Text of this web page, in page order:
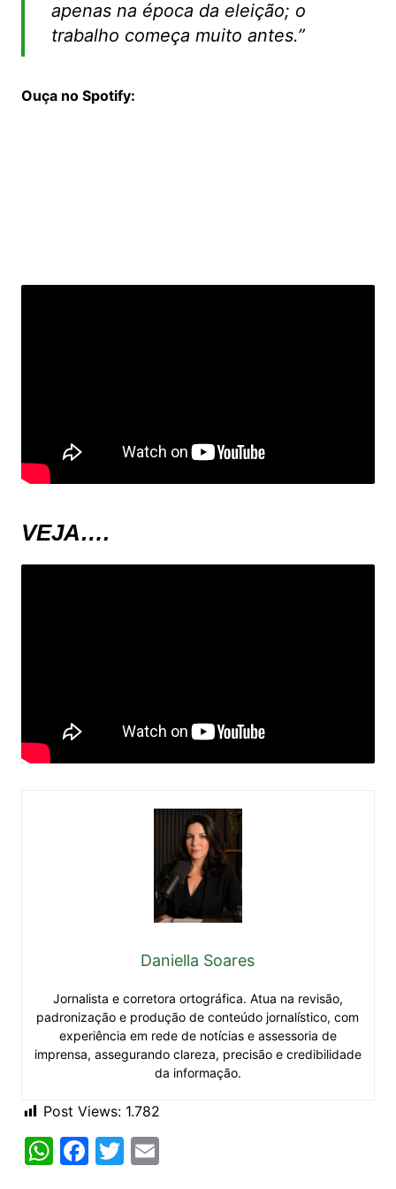
apenas na época da eleição; o
trabalho começa muito antes.”
Ouça no Spotify:
VEJA….
Daniella Soares
Jornalista e corretora ortográfica. Atua na revisão,
padronização e produção de conteúdo jornalístico, com
experiência em rede de notícias e assessoria de
imprensa, assegurando clareza, precisão e credibilidade
da informação.
Post Views: 1.782
W F T E